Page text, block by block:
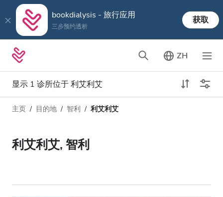
bookdialysis - 旅行应用
三步预约透析
获取
ZH
显示 1 诊所位于 利艾利艾
透析类型
所有透析
距离
主页 目的地 智利 利艾利艾
利艾利艾, 智利